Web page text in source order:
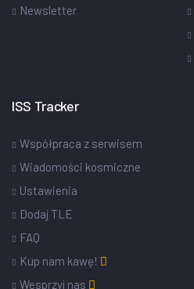
Newsletter
ISS Tracker
Współpraca z serwisem
Wiadomości kosmiczne
Ustawienia
Dodaj TLE
FAQ
Kup nam kawę!
Wesprzyj nas